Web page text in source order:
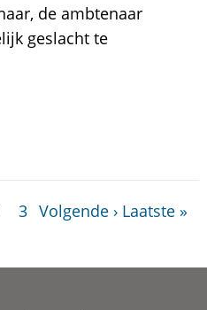
de ambtenaar
geslacht te
3 Volgende › Laatste »